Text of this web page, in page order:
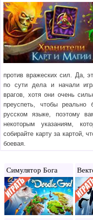
против вражеских сил. Да,
по сути дела и начали
врагов, хотя они очень
преуспеть, чтобы
русском языке, поэтому
некоторым указаниям,
собирайте карту за картой,
боевая.
Симулятор Бога